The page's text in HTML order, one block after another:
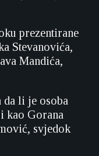
prezentirane
Stevanovića,
Mandića,
da li je osoba
kao Gorana
svjedok